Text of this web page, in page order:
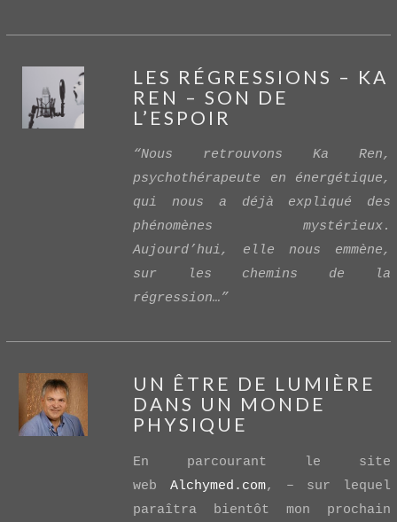
LES RÉGRESSIONS – KA
REN – SON DE
L’ESPOIR
“Nous retrouvons Ka Ren,
psychothérapeute en énergétique,
qui nous a déjà expliqué des
phénomènes mystérieux.
Aujourd’hui, elle nous emmène,
sur les chemins de la
régression…”
UN ÊTRE DE LUMIÈRE
DANS UN MONDE
PHYSIQUE
En parcourant le site
web Alchymed.com, – sur lequel
paraîtra bientôt mon prochain